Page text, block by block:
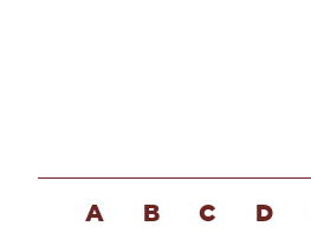
A B C D